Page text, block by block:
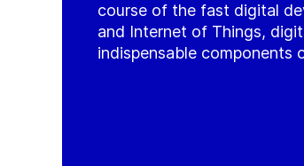
course of the fast digital
and Internet of Things,
indispensable components